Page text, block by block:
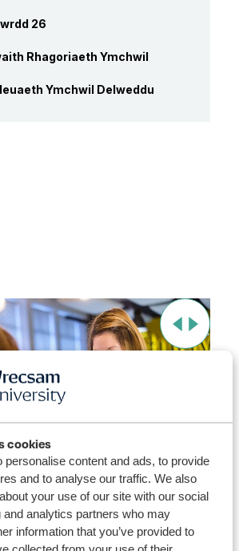
cookies
personalise content and ads, to provide
and to analyse our traffic. We also
your use of our site with our social
and analytics partners who may
information that you’ve provided to
26
Rhagoriaeth Ymchwil
Ymchwil Delweddu